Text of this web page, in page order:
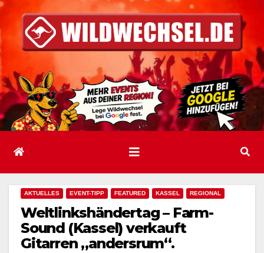
Inhalt
springen
AKTUELLES EVENT-TIPP FEATURED KASSEL REGIONAL
Weltlinkshändertag – Farm-
Sound (Kassel) verkauft
Gitarren „andersrum“.